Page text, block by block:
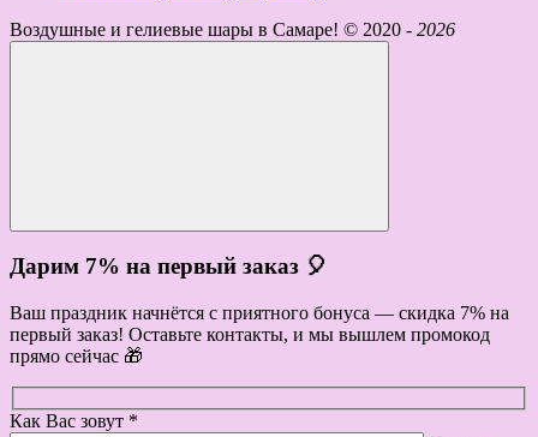
Воздушные и гелиевые шары в Самаре! © 2020 - 2026
Дарим 7% на первый заказ 🎈
Ваш праздник начнётся с приятного бонуса — скидка 7% на
первый заказ! Оставьте контакты, и мы вышлем промокод
прямо сейчас 🎁
Как Вас зовут *